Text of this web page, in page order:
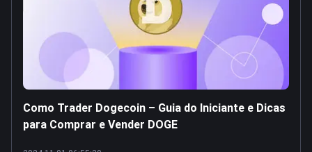
Como Trader Dogecoin – Guia do Iniciante e Dicas
para Comprar e Vender DOGE